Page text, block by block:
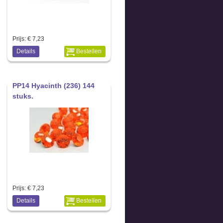
Prijs: € 7,23
Details
Bestellen
PP14 Hyacinth (236) 144
stuks.
Prijs: € 7,23
Details
Bestellen